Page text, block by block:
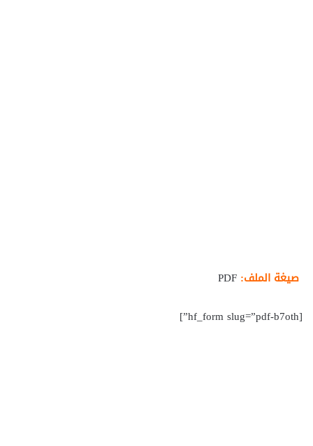
صيغة الملف:
[hf_form slug=”pdf-b7oth”]